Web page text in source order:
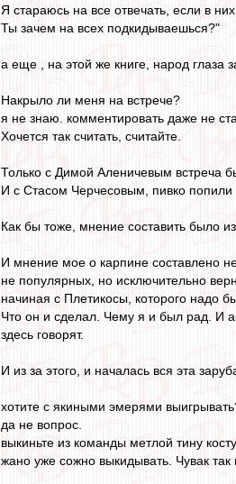
Я стараюсь на все отвечать, если в
Ты зачем на всех подкидываешься?"
а еще , на этой же книге, народ глаза
Накрыло ли меня на встрече?
я не знаю. комментировать даже не
Хочется так считать, считайте.
Только с Димой Аленичевым встреча
И с Стасом Черчесовым, пивко попили
Как бы тоже, мнение составить было из
И мнение мое о карпине составлено
не популярных, но исключительно
начиная с Плетикосы, которого надо
Что он и сделал. Чему я и был рад. И
здесь говорят.
И из за этого, и началась вся эта
хотите с якиными эмерями
да не вопрос.
выкиньте из команды метлой тину
жано уже сожно выкидывать. Чувак